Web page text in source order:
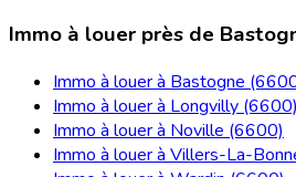
Immo à louer près de
Immo à louer à Bastogne
Immo à louer à Longvilly (6600)
Immo à louer à Noville (6600)
Immo à louer à Villers-La-